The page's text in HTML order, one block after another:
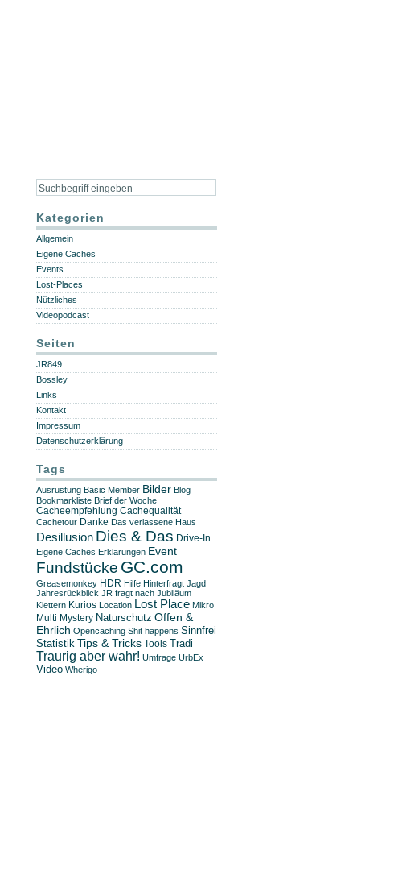
Kategorien
Allgemein
Eigene Caches
Events
Lost-Places
Nützliches
Videopodcast
Seiten
JR849
Bossley
Links
Kontakt
Impressum
Datenschutzerklärung
Tags
Ausrüstung Basic Member Bilder Blog
Bookmarkliste Brief der Woche
Cacheempfehlung Cachequalität
Cachetour Danke Das verlassene Haus
Desillusion Dies & Das Drive-In
Eigene Caches Erklärungen Event
Fundstücke GC.com
Greasemonkey HDR Hilfe Hinterfragt Jagd
Jahresrückblick JR fragt nach Jubiläum
Klettern Kurios Location Lost Place Mikro
Multi Mystery Naturschutz Offen &
Ehrlich Opencaching Shit happens Sinnfrei
Statistik Tips & Tricks Tools Tradi
Traurig aber wahr! Umfrage UrbEx
Video Wherigo